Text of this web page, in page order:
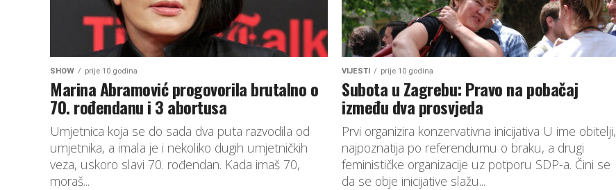
SHOW prije 10 godina
Marina Abramović progovorila brutalno o
70. rođendanu i 3 abortusa
Umjetnica koja se do sada dva puta razvodila od
umjetnika, a imala je i nekoliko dugih umjetničkih
veza, uskoro slavi 70. rođendan. Kada imaš 70,
moraš...
VIJESTI prije 10 godina
Subota u Zagrebu: Pravo na pobačaj
između dva prosvjeda
Prvi organizira konzervativna inicijativa U ime obitelji,
najpoznatija po referendumu o braku, a drugi
feminističke organizacije uz potporu SDP-a. Čini se
da se obje inicijative slažu...